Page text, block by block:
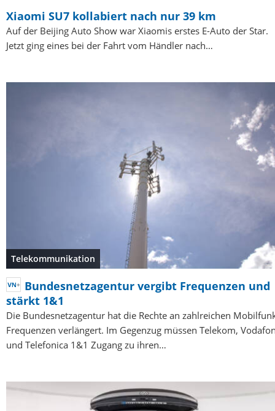
Xiaomi SU7 kollabiert nach nur 39 km
Auf der Beijing Auto Show war Xiaomis erstes E-Auto der Star.
Jetzt ging eines bei der Fahrt vom Händler nach…
Telekommunikation
Bundesnetzagentur vergibt Frequenzen und
stärkt 1&1
Die Bundesnetzagentur hat die Rechte an zahlreichen
Frequenzen verlängert. Im Gegenzug müssen Telekom,
und Telefonica 1&1 Zugang zu ihren…